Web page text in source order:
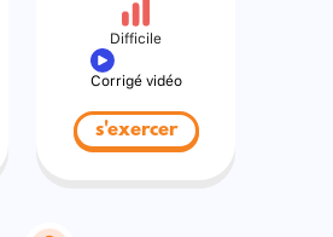
Difficile
Corrigé vidéo
s'exercer